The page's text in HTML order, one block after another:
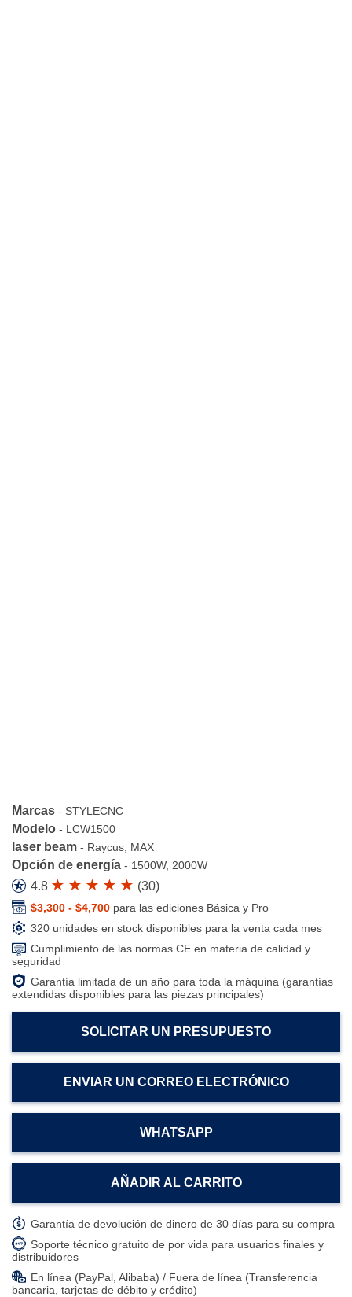
Marcas - STYLECNC
Modelo - LCW1500
laser beam - Raycus, MAX
Opción de energía - 1500W, 2000W
4.8 (30)
$3,300 - $4,700 para las ediciones Básica y Pro
320 unidades en stock disponibles para la venta cada mes
Cumplimiento de las normas CE en materia de calidad y
seguridad
Garantía limitada de un año para toda la máquina (garantías
extendidas disponibles para las piezas principales)
SOLICITAR UN PRESUPUESTO
ENVIAR UN CORREO ELECTRÓNICO
WHATSAPP
AÑADIR AL CARRITO
Garantía de devolución de dinero de 30 días para su compra
Soporte técnico gratuito de por vida para usuarios finales y
distribuidores
En línea (PayPal, Alibaba) / Fuera de línea (Transferencia
bancaria, tarjetas de débito y crédito)